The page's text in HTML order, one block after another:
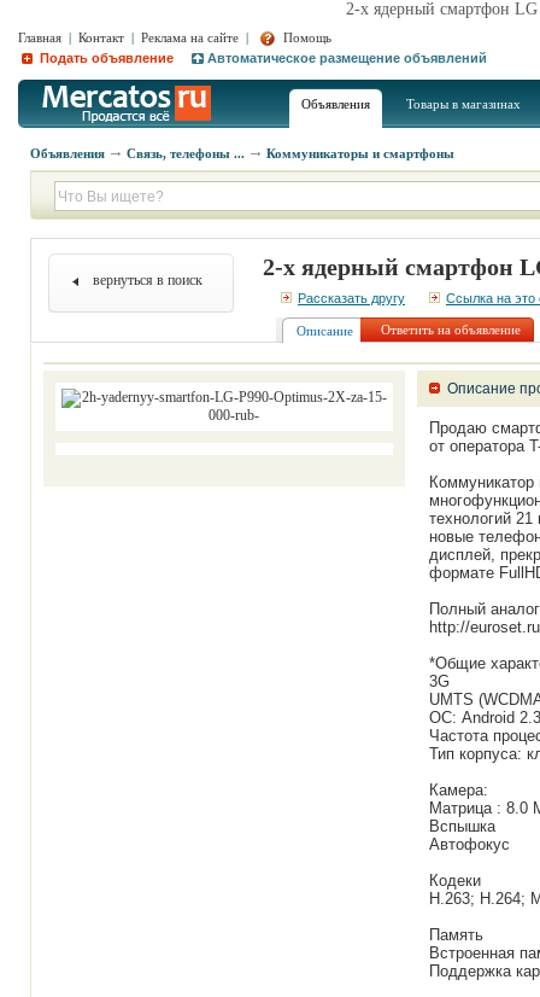
2-х ядерный смартфон
Главная | Контакт | Реклама на сайте |
Помощь
Подать объявление
Автоматическое размещение объявлений
Объявления Товары в магазинах
Объявления Связь, телефоны ... Коммуникаторы и смартфоны
вернуться в поиск 2-х ядерный смартфон
Рассказать другу Ссылка на это
Описание Ответить на объявление
Описание
Продаю
от оператора
технологий
новые
дисплей,
формате
Полный
http://
*Общие
3G
UMTS
ОС: Android
Частота
Тип корпуса:
Камера:
Матрица : 8.0
Вспышка
Автофокус
Кодеки
H.263; H.264;
Память
Встроенная
Поддержка